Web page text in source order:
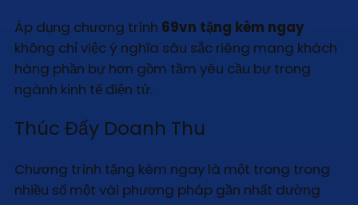
Áp dụng chương trình 69vn tặng kèm ngay
không chỉ việc ý nghĩa sâu sắc riêng mang khách
hàng phần bự hơn gồm tầm yêu cầu bự trong
ngành kinh tế điện tử.
Thúc Đẩy Doanh Thu
Chương trình tặng kèm ngay là một trong trong
nhiều số một vài phương pháp gần nhất dường